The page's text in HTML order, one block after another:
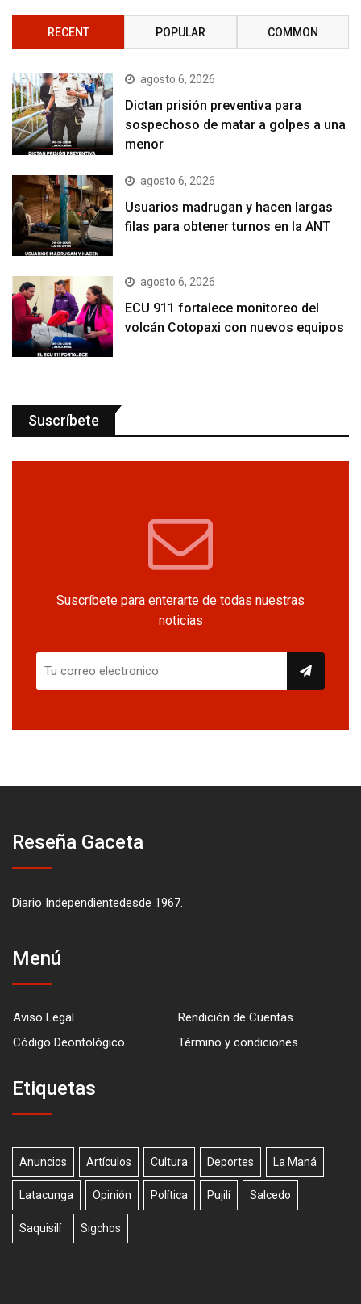
RECENT POPULAR COMMON
agosto 6, 2026
Dictan prisión preventiva para
sospechoso de matar a golpes a una
menor
agosto 6, 2026
Usuarios madrugan y hacen largas
filas para obtener turnos en la ANT
agosto 6, 2026
ECU 911 fortalece monitoreo del
volcán Cotopaxi con nuevos equipos
Suscríbete
Suscríbete para enterarte de todas nuestras
noticias
Reseña Gaceta
Diario Independientedesde 1967.
Menú
Aviso Legal
Rendición de Cuentas
Código Deontológico
Término y condiciones
Etiquetas
Anuncios Artículos Cultura Deportes La Maná
Latacunga Opinión Política Pujilí Salcedo
Saquisilí Sigchos